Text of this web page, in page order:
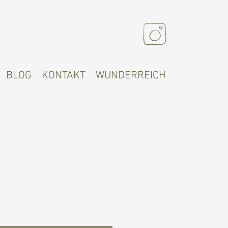
BLOG KONTAKT WUNDERREICH